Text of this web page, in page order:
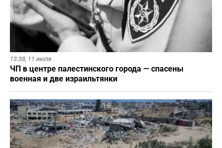
13:38, 11 июля
ЧП в центре палестинского города — спасены
военная и две израильтянки